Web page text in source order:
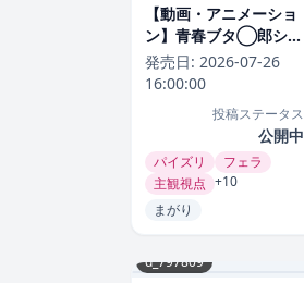
【動画・アニメーショ
ン】青春ブタ◯郎シリ
ーズのヒロインたちが
真夏の砂浜S◯X❤ま
発売日: 2026-07-26
16:00:00
投稿ステータス
公開中
パイズリ
フェラ
主観視点 +10
まがり
d_797809